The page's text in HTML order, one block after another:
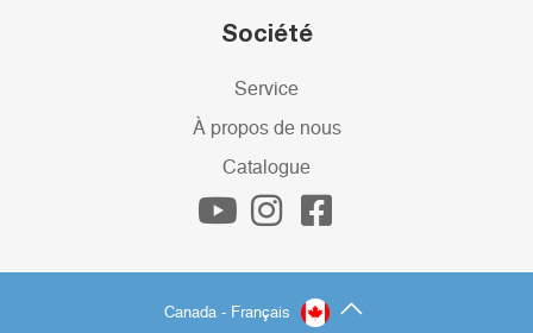
Société
Service
À propos de nous
Catalogue
Canada - Français